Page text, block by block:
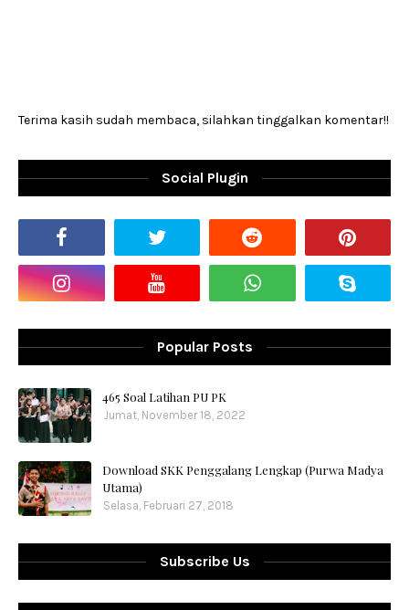
Terima kasih sudah membaca, silahkan tinggalkan komentar!!
Social Plugin
Popular Posts
465 Soal Latihan PU PK
Jumat, November 18, 2022
Download SKK Penggalang Lengkap (Purwa Madya
Utama)
Selasa, Februari 27, 2018
Subscribe Us